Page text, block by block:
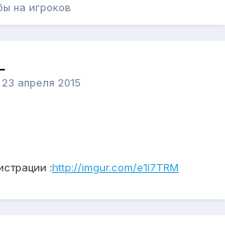
на игроков
23 апреля 2015
:http://imgur.com/e1I7TRM